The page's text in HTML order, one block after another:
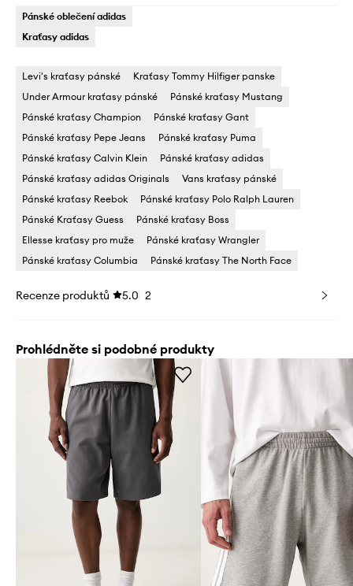
Pánské oblečení adidas
Kraťasy adidas
Levi's kraťasy pánské
Kraťasy Tommy Hilfiger panske
Under Armour kraťasy pánské
Pánské kraťasy Mustang
Pánské kraťasy Champion
Pánské kraťasy Gant
Pánské kraťasy Pepe Jeans
Pánské kraťasy Puma
Pánské kraťasy Calvin Klein
Pánské kraťasy adidas
Pánské kraťasy adidas Originals
Vans kraťasy pánské
Pánské kraťasy Reebok
Pánské kraťasy Polo Ralph Lauren
Pánské Kraťasy Guess
Pánské kraťasy Boss
Ellesse kraťasy pro muže
Pánské kraťasy Wrangler
Pánské kraťasy Columbia
Pánské kraťasy The North Face
Recenze produktů 5.0 2
Prohlédněte si podobné produkty